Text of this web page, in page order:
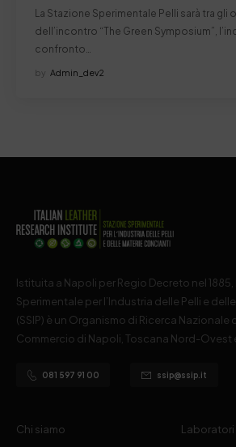
La Stazione Sperimentale Pelli sarà tra gli
dell’incontro “The Green Symposium”,
confronto…
by Admin_dev2
Istituita a Napoli per Regio Decreto nel
Sperimentale per l’Industria delle Pelli e
(SSIP) è un Organismo di Ricerca Nazionale
Commercio di Napoli, Toscana Nord-Ovest
081 597 91 00 ssip@ssip.it
Chi siamo
Laboratori